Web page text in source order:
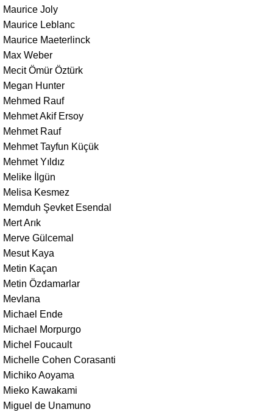
Maurice Joly
Maurice Leblanc
Maurice Maeterlinck
Max Weber
Mecit Ömür Öztürk
Megan Hunter
Mehmed Rauf
Mehmet Akif Ersoy
Mehmet Rauf
Mehmet Tayfun Küçük
Mehmet Yıldız
Melike İlgün
Melisa Kesmez
Memduh Şevket Esendal
Mert Arık
Merve Gülcemal
Mesut Kaya
Metin Kaçan
Metin Özdamarlar
Mevlana
Michael Ende
Michael Morpurgo
Michel Foucault
Michelle Cohen Corasanti
Michiko Aoyama
Mieko Kawakami
Miguel de Unamuno